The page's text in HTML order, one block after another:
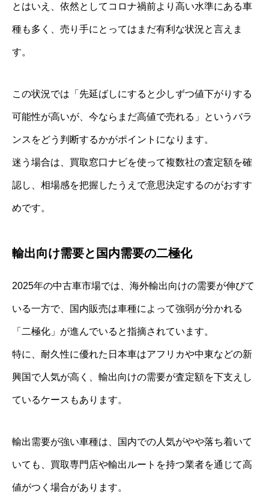
とはいえ、依然としてコロナ禍前より高い水準にある車
種も多く、売り手にとってはまだ有利な状況と言えま
す。
この状況では「先延ばしにすると少しずつ値下がりする
可能性が高いが、今ならまだ高値で売れる」というバラ
ンスをどう判断するかがポイントになります。
迷う場合は、買取窓口ナビを使って複数社の査定額を確
認し、相場感を把握したうえで意思決定するのがおすす
めです。
輸出向け需要と国内需要の二極化
2025年の中古車市場では、海外輸出向けの需要が伸びて
いる一方で、国内販売は車種によって強弱が分かれる
「二極化」が進んでいると指摘されています。
特に、耐久性に優れた日本車はアフリカや中東などの新
興国で人気が高く、輸出向けの需要が査定額を下支えし
ているケースもあります。
輸出需要が強い車種は、国内での人気がやや落ち着いて
いても、買取専門店や輸出ルートを持つ業者を通じて高
値がつく場合があります。